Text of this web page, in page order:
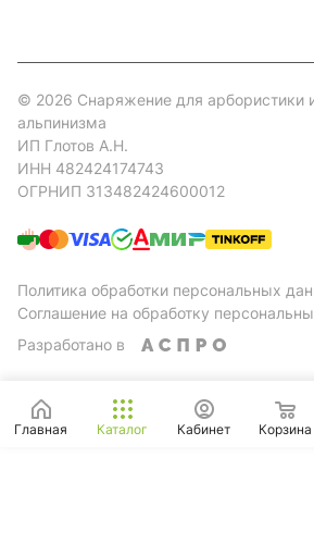
© 2026 Снаряжение для арбористики
альпинизма
ИП Глотов А.Н.
ИНН 482424174743
ОГРНИП 313482424600012
Политика обработки персональных
Соглашение на обработку
Разработано в
Главная Каталог Кабинет Корзина